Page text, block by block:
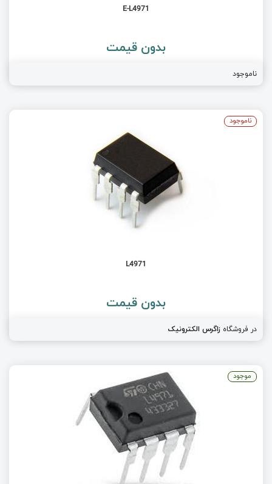
E-L4971
بدون قیمت
ناموجود
L4971
بدون قیمت
در فروشگاه زاگرس الکترونیک
ناموجود
موجود